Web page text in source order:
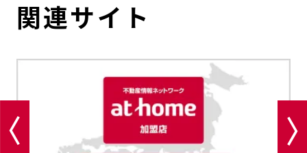
関連サイト